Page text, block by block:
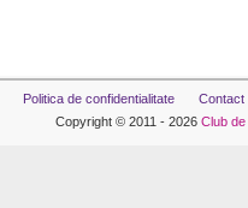
Politica de confidentialitate
Contact
Copyright © 2011 - 2026 Club